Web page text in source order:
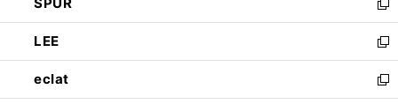
で
開
く
ド
ウ
で
開
く
ィ
ン
ド
ウ
で
開
い
ウ
ィ
ン
ド
ウ
SPUR
新
し
い
ウ
ィ
ン
LEE
新
し
い
ウ
eclat
新